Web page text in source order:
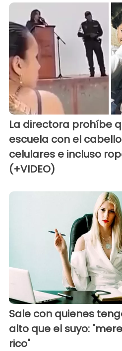
La directora prohíbe
escuela con el
celulares e incluso
(+VIDEO)
Sale con quienes
alto que el suyo:
rico"